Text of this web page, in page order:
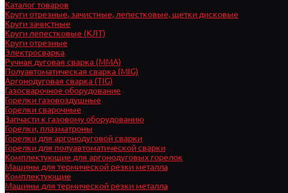
Каталог товаров
Круги отрезные, зачистные, лепестковые, щетки дисковые
Круги зачистные
Круги лепестковые (КЛТ)
Круги отрезные
Электросварка
Ручная дуговая сварка (MMA)
Полуавтоматическая сварка (MIG)
Аргонодуговая сварка (TIG)
Газосварочное оборудование
Горелки газовоздушные
Горелки сварочные
Запчасти к газовому оборудованию
Горелки, плазматроны
Горелки для аргонодуговой сварки
Горелки для полуавтоматической сварки
Комплектующие для аргонодуговых горелок
Машины для термической резки металла
Комплектующие
Машины для термической резки металла